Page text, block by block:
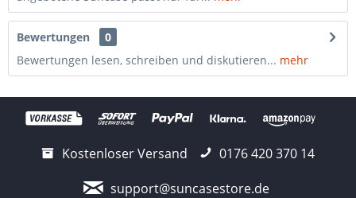
Bewertungen
0
Bewertungen lesen, schreiben und diskutieren... mehr
Kostenloser Versand
0176 420 370 14
support@suncasestore.de